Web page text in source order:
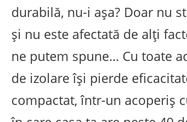
durabilă, nu-i așa? Doar nu
și nu este afectată de alți
ne putem spune… Cu toate
de izolare își pierde
compactat, într-un acoperiș